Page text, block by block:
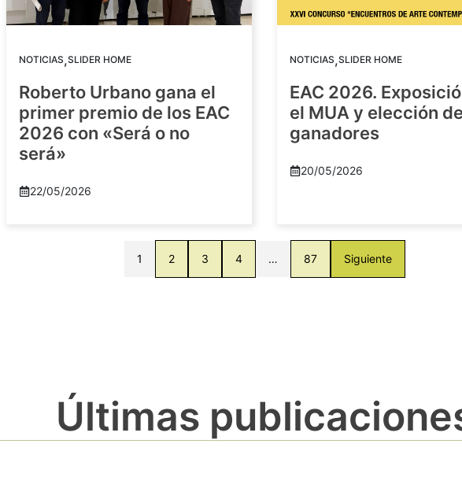
NOTICIAS,SLIDER HOME
Roberto Urbano gana el
primer premio de los EAC
2026 con «Será o no
será»
22/05/2026
NOTICIAS,SLIDER HOME
EAC 2026.
el MUA y elección de
ganadores
20/05/2026
1 2 3 4 … 87 Siguiente
Últimas